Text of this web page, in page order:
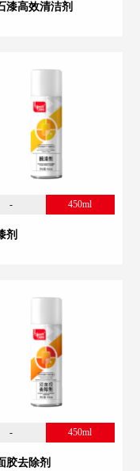
漆高效清洁剂
- 450ml
剂
- 450ml
胶去除剂